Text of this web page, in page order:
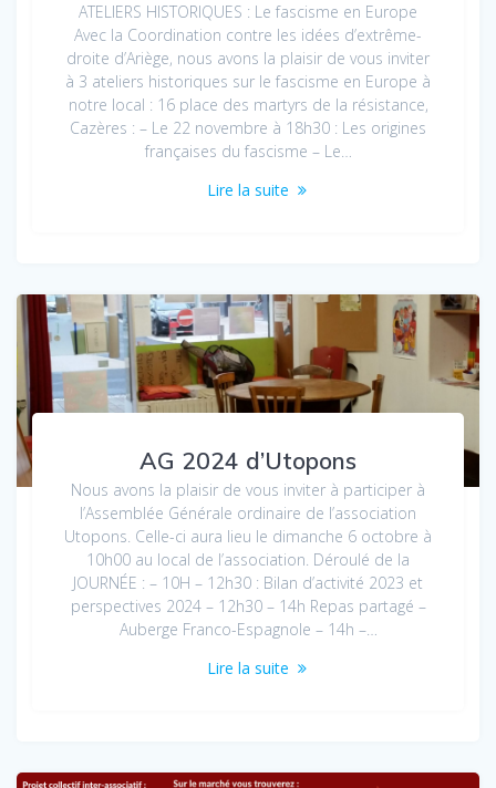
ATELIERS HISTORIQUES : Le fascisme en Europe
Avec la Coordination contre les idées d’extrême-
droite d’Ariège, nous avons la plaisir de vous inviter
à 3 ateliers historiques sur le fascisme en Europe à
notre local : 16 place des martyrs de la résistance,
Cazères : – Le 22 novembre à 18h30 : Les origines
françaises du fascisme – Le…
Lire la suite
AG 2024 d’Utopons
Nous avons la plaisir de vous inviter à participer à
l’Assemblée Générale ordinaire de l’association
Utopons. Celle-ci aura lieu le dimanche 6 octobre à
10h00 au local de l’association. Déroulé de la
JOURNÉE : – 10H – 12h30 : Bilan d’activité 2023 et
perspectives 2024 – 12h30 – 14h Repas partagé –
Auberge Franco-Espagnole – 14h –…
Lire la suite